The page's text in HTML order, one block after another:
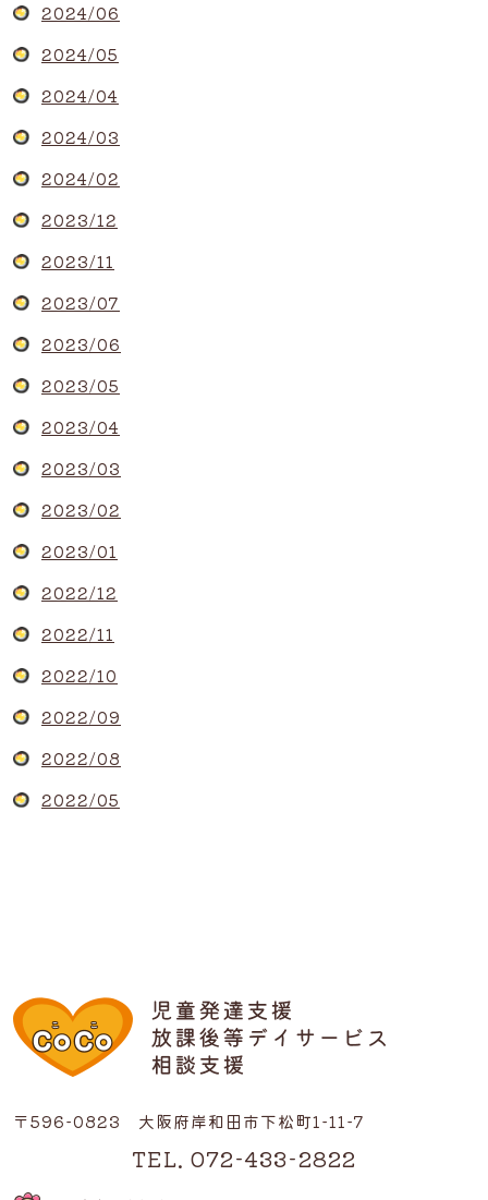
2024/06
2024/05
2024/04
2024/03
2024/02
2023/12
2023/11
2023/07
2023/06
2023/05
2023/04
2023/03
2023/02
2023/01
2022/12
2022/11
2022/10
2022/09
2022/08
2022/05
〒596-0823 大阪府岸和田市下松町1-11-7
TEL. 072-433-2822